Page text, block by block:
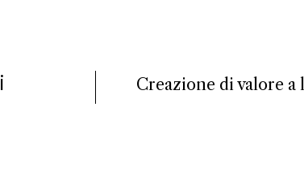
Creazione di valore